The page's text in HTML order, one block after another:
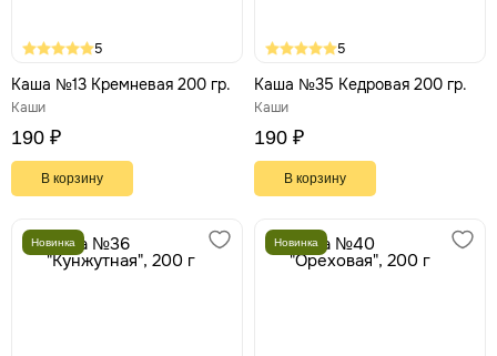
5
Каша №13 Кремневая 200 гр.
Каши
190 ₽
В корзину
5
Каша №35 Кедровая 200 гр.
Каши
190 ₽
В корзину
Новинка Новинка